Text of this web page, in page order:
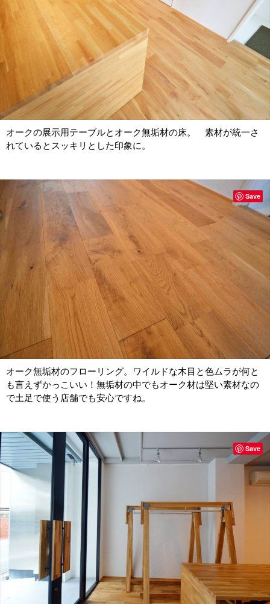
オークの展示用テーブルとオーク無垢材の床。 素材が統一さ
れているとスッキリとした印象に。
オーク無垢材のフローリング。ワイルドな木目と色ムラが何と
も言えずかっこいい！無垢材の中でもオーク材は堅い素材なの
で土足で使う店舗でも安心ですね。
Save
Save